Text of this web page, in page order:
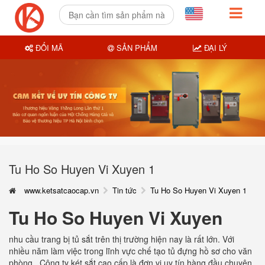
Tu Ho So Huyen Vi Xuyen 1
www.ketsatcaocap.vn Tin tức Tu Ho So Huyen Vi Xuyen 1
Tu Ho So Huyen Vi Xuyen
nhu cầu trang bị tủ sắt trên thị trường hiện nay là rất lớn. Với
nhiều năm làm việc trong lĩnh vực chế tạo tủ đựng hồ sơ cho văn
phòng . Công ty két sắt cao cấp là đơn vị uy tín hàng đầu chuyên
ĐỔI MÃ SẢN PHẨM ĐẠI LÝ